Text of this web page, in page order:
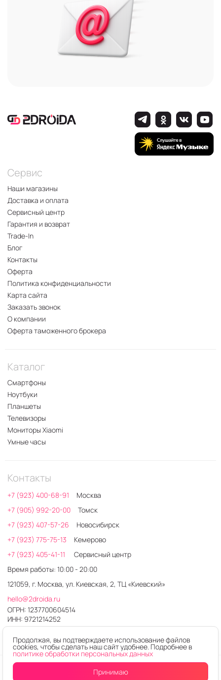
Уведомитьо поступлении
Сервис
Наши магазины
Доставка и оплата
Сервисный центр
Гарантия и возврат
Trade-In
Блог
Контакты
Оферта
Политика конфиденциальности
Карта сайта
Заказать звонок
О компании
Оферта таможенного брокера
Каталог
Смартфоны
Ноутбуки
Планшеты
Телевизоры
Мониторы Xiaomi
Умные часы
Контакты
+7 (923) 400-68-91
Москва
+7 (905) 992-20-00
Томск
+7 (923) 407-57-26
Новосибирск
+7 (923) 775-75-13
Кемерово
+7 (923) 405-41-11
Сервисный центр
Время работы: 10:00 - 20:00
121059, г. Москва, ул. Киевская, 2, ТЦ «Киевский»
hello@2droida.ru
ОГРН: 1237700604514
ИНН: 9721214252
© 2026. Любое использование контента без письменного
Продолжая, вы подтверждаете использование файлов
cookies, чтобы сделать наш сайт удобнее. Подробнее в
политике обработки персональных данных
Принимаю